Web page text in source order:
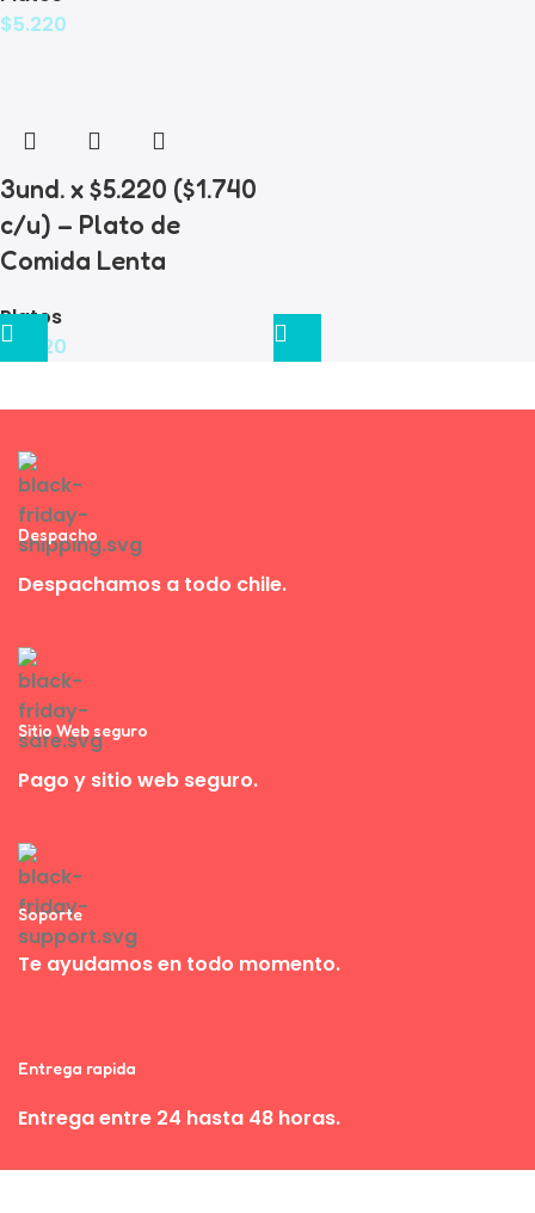
$5.220
3und. x $5.220 ($1.740
c/u) – Plato de
Comida Lenta
Platos
$ 5.220
Despacho
Despachamos a todo chile.
Sitio Web seguro
Pago y sitio web seguro.
Soporte
Te ayudamos en todo momento.
Entrega rapida
Entrega entre 24 hasta 48 horas.